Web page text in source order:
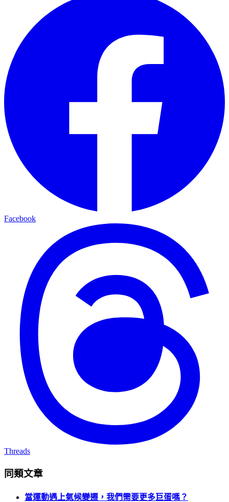
Facebook
Threads
同類文章
當運動遇上氣候變遷，我們需要更多巨蛋嗎？